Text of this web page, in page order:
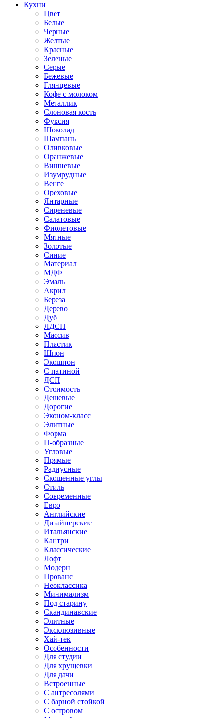
Кухни
Цвет
Белые
Черные
Желтые
Красные
Зеленые
Серые
Бежевые
Глянцевые
Кофе с молоком
Металлик
Слоновая кость
Фуксия
Шоколад
Шампань
Оливковые
Оранжевые
Вишневые
Изумрудные
Венге
Ореховые
Янтарные
Сиреневые
Салатовые
Фиолетовые
Мятные
Золотые
Синие
Материал
МДФ
Эмаль
Акрил
Береза
Дерево
Дуб
ЛДСП
Массив
Пластик
Шпон
Экошпон
С патиной
ДСП
Стоимость
Дешевые
Дорогие
Эконом-класс
Элитные
Форма
П-образные
Угловые
Прямые
Радиусные
Скошенные углы
Стиль
Современные
Евро
Английские
Дизайнерские
Итальянские
Кантри
Классические
Лофт
Модерн
Прованс
Неоклассика
Минимализм
Под старину
Скандинавские
Элитные
Эксклюзивные
Хай-тек
Особенности
Для студии
Для хрущевки
Для дачи
Встроенные
С антресолями
С барной стойкой
С островом